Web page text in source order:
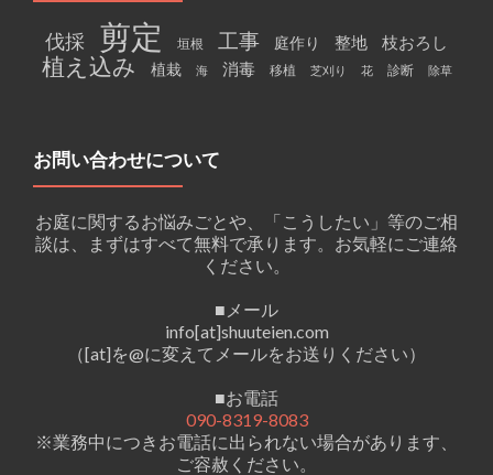
伐採 剪定 垣根 工事 庭作り 整地 枝おろし
植え込み 植栽 海 消毒 移植 芝刈り 花 診断 除草
お問い合わせについて
お庭に関するお悩みごとや、「こうしたい」等のご相
談は、まずはすべて無料で承ります。お気軽にご連絡
ください。
■メール
info[at]shuuteien.com
（[at]を@に変えてメールをお送りください）
■お電話
090-8319-8083
※業務中につきお電話に出られない場合があります、
ご容赦ください。